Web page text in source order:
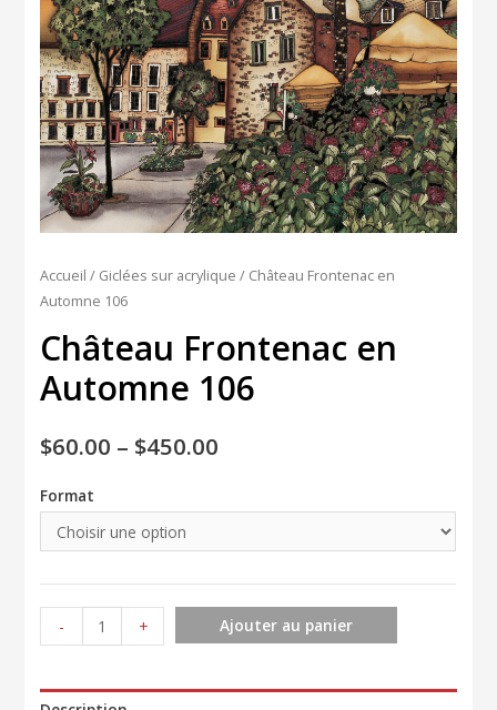
Accueil / Giclées sur acrylique / Château Frontenac en
Automne 106
Château Frontenac en
Automne 106
$60.00 – $450.00
Format
-
de
Frontenac
+ Ajouter au panier